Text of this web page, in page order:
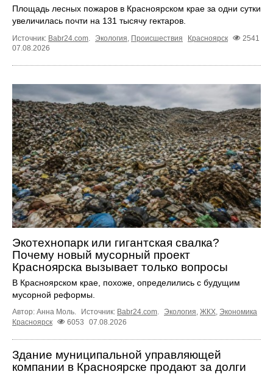
Площадь лесных пожаров в Красноярском крае за одни сутки
увеличилась почти на 131 тысячу гектаров.
Источник: Babr24.com Экология Происшествия Красноярск
2541
07.08.2026
Экотехнопарк или гигантская свалка?
Почему новый мусорный проект
Красноярска вызывает только вопросы
В Красноярском крае, похоже, определились с будущим
мусорной реформы.
Автор: Анна Моль. Источник: Babr24.com. Экология, ЖКХ, Экономика
Красноярск
6053 07.08.2026
Здание муниципальной управляющей
компании в Красноярске продают за долги